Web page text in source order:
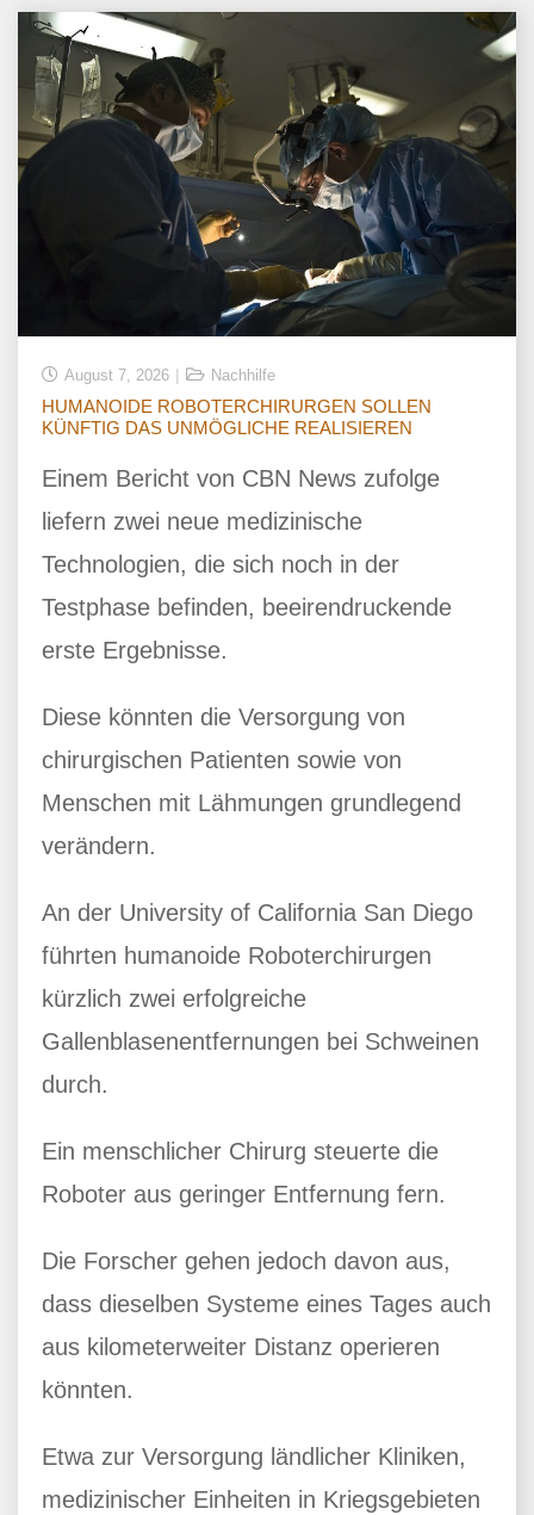
August 7, 2026 Nachhilfe
HUMANOIDE ROBOTERCHIRURGEN SOLLEN
KÜNFTIG DAS UNMÖGLICHE REALISIEREN
Einem Bericht von CBN News zufolge
liefern zwei neue medizinische
Technologien, die sich noch in der
Testphase befinden, beeirendruckende
erste Ergebnisse.
Diese könnten die Versorgung von
chirurgischen Patienten sowie von
Menschen mit Lähmungen grundlegend
verändern.
An der University of California San Diego
führten humanoide Roboterchirurgen
kürzlich zwei erfolgreiche
Gallenblasenentfernungen bei Schweinen
durch.
Ein menschlicher Chirurg steuerte die
Roboter aus geringer Entfernung fern.
Die Forscher gehen jedoch davon aus,
dass dieselben Systeme eines Tages auch
aus kilometerweiter Distanz operieren
könnten.
Etwa zur Versorgung ländlicher Kliniken,
medizinischer Einheiten in Kriegsgebieten